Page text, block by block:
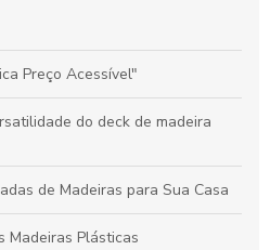
Preço Acessível"
do deck de madeira
de Madeiras para Sua Casa
Madeiras Plásticas